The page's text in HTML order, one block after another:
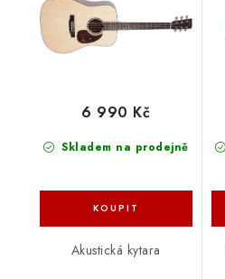
Skladem na prodejně
6 990 Kč
Akustická kytara